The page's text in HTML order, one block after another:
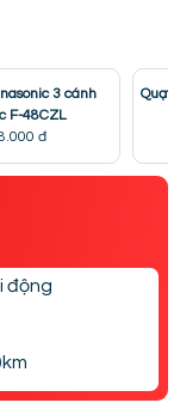
3 cánh
F-48CZL
đ
Quạt
động